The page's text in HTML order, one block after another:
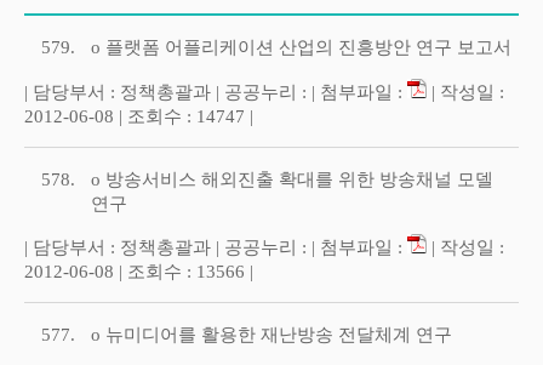
579. o 플랫폼 어플리케이션 산업의 진흥방안 연구 보고서
| 담당부서 : 정책총괄과 | 공공누리 : | 첨부파일 :
| 작성일 :
2012-06-08 | 조회수 : 14747 |
578.
o 방송서비스 해외진출 확대를 위한 방송채널 모델
연구
| 담당부서 : 정책총괄과 | 공공누리 : | 첨부파일 :
| 작성일 :
2012-06-08 | 조회수 : 13566 |
577. o 뉴미디어를 활용한 재난방송 전달체계 연구